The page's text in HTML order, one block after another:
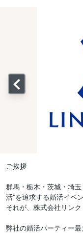
ご挨拶
群馬・栃木・茨城・埼
活”を追求する婚活イベ
それが、株式会社リンク
弊社の婚活パーティー最